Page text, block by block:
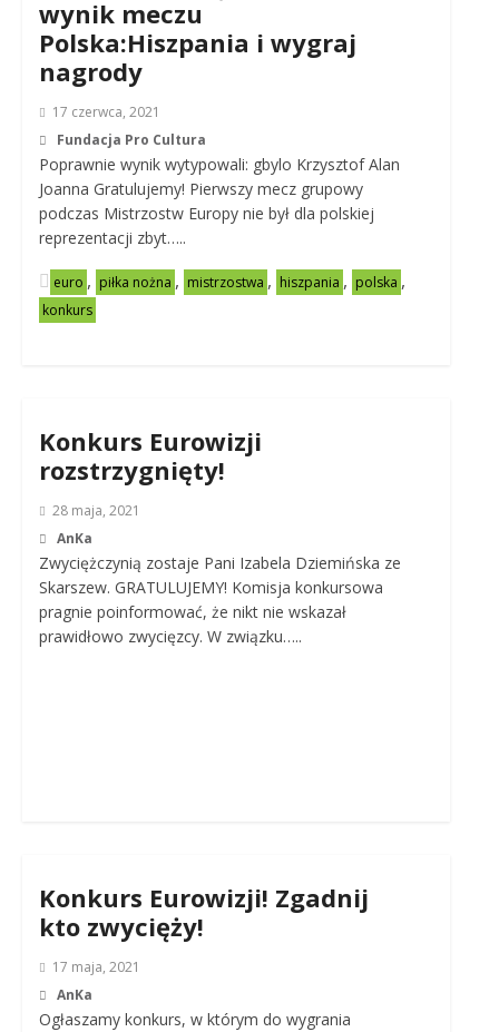
wynik meczu
Polska:Hiszpania i wygraj
nagrody
17 czerwca, 2021
Fundacja Pro Cultura
Poprawnie wynik wytypowali: gbylo Krzysztof Alan
Joanna Gratulujemy! Pierwszy mecz grupowy
podczas Mistrzostw Europy nie był dla polskiej
reprezentacji zbyt…..
euro , piłka nożna , mistrzostwa , hiszpania , polska ,
konkurs
Konkurs Eurowizji
rozstrzygnięty!
28 maja, 2021
AnKa
Zwyciężczynią zostaje Pani Izabela Dziemińska ze
Skarszew. GRATULUJEMY! Komisja konkursowa
pragnie poinformować, że nikt nie wskazał
prawidłowo zwycięzcy. W związku…..
Konkurs Eurowizji! Zgadnij
kto zwycięży!
17 maja, 2021
AnKa
Ogłaszamy konkurs, w którym do wygrania